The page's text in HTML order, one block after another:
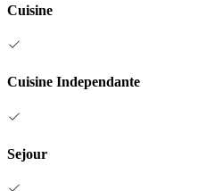
Cuisine
Cuisine Independante
Sejour